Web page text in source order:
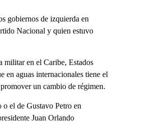
gobiernos de izquierda en
Nacional y quien estuvo
militar en el Caribe, Estados
en aguas internacionales tiene el
un cambio de régimen.
el de Gustavo Petro en
Juan Orlando